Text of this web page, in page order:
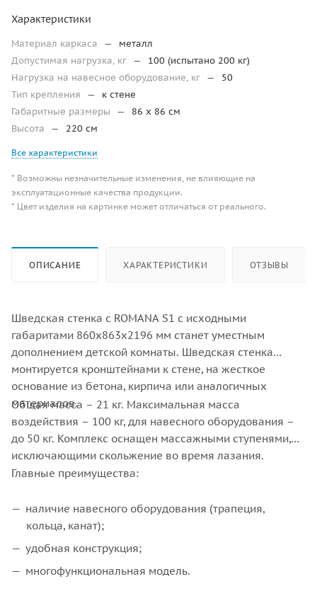
Характеристики
Материал каркаса —
металл
Допустимая нагрузка, кг —
100 (испытано 200 кг)
Нагрузка на навесное оборудование, кг —
50
Тип крепления
—
к стене
Габаритные размеры
—
86 x 86 см
Высота
— 220 см
Все характеристики
* Возможны незначительные изменения, не влияющие на
эксплуатационные качества продукции.
* Цвет изделия на картинке может отличаться от реального.
ОПИСАНИЕ ХАРАКТЕРИСТИКИ ОТЗЫВЫ
Шведская стенка с ROMANA S1 с исходными
габаритами 860х863х2196 мм станет уместным
дополнением детской комнаты. Шведская стенка
монтируется кронштейнами к стене, на жесткое
основание из бетона, кирпича или аналогичных
материалов.
Общая масса – 21 кг. Максимальная масса
воздействия – 100 кг, для навесного оборудования –
до 50 кг. Комплекс оснащен массажными ступенями,
исключающими скольжение во время лазания.
Главные преимущества:
наличие навесного оборудования (трапеция,
кольца, канат);
удобная конструкция;
многофункциональная модель.